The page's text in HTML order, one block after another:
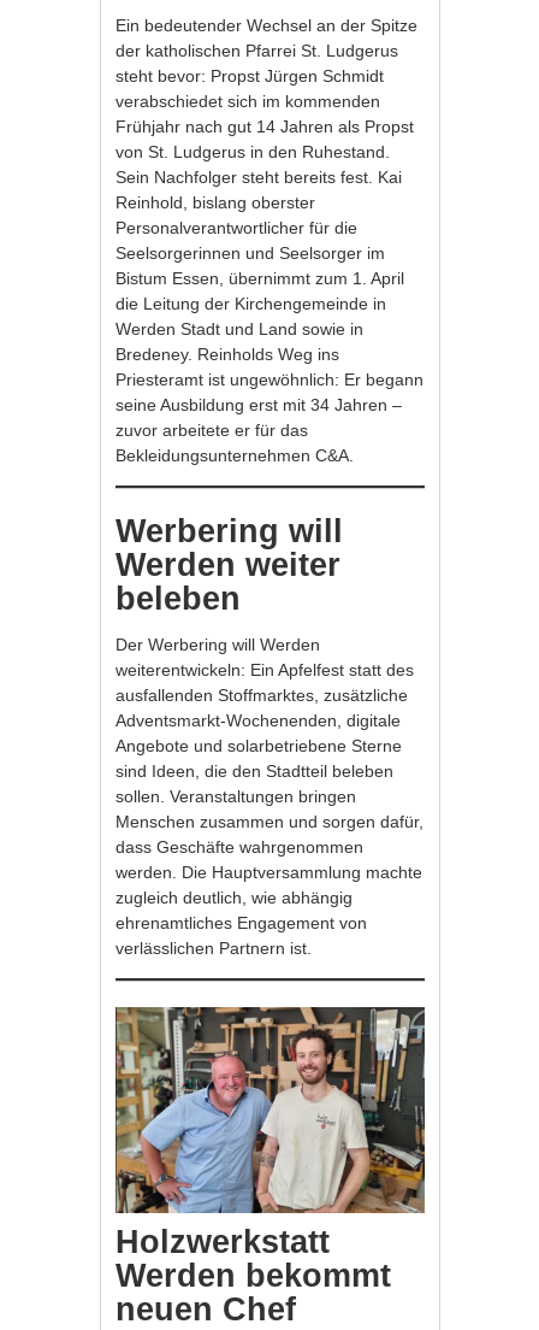
Ein bedeutender Wechsel an der Spitze
der katholischen Pfarrei St. Ludgerus
steht bevor: Propst Jürgen Schmidt
verabschiedet sich im kommenden
Frühjahr nach gut 14 Jahren als Propst
von St. Ludgerus in den Ruhestand.
Sein Nachfolger steht bereits fest. Kai
Reinhold, bislang oberster
Personalverantwortlicher für die
Seelsorgerinnen und Seelsorger im
Bistum Essen, übernimmt zum 1. April
die Leitung der Kirchengemeinde in
Werden Stadt und Land sowie in
Bredeney. Reinholds Weg ins
Priesteramt ist ungewöhnlich: Er begann
seine Ausbildung erst mit 34 Jahren –
zuvor arbeitete er für das
Bekleidungsunternehmen C&A.
Werbering will
Werden weiter
beleben
Der Werbering will Werden
weiterentwickeln: Ein Apfelfest statt des
ausfallenden Stoffmarktes, zusätzliche
Adventsmarkt-Wochenenden, digitale
Angebote und solarbetriebene Sterne
sind Ideen, die den Stadtteil beleben
sollen. Veranstaltungen bringen
Menschen zusammen und sorgen dafür,
dass Geschäfte wahrgenommen
werden. Die Hauptversammlung machte
zugleich deutlich, wie abhängig
ehrenamtliches Engagement von
verlässlichen Partnern ist.
Holzwerkstatt
Werden bekommt
neuen Chef